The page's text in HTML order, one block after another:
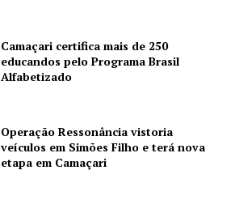
Camaçari certifica mais de 250
educandos pelo Programa Brasil
Alfabetizado
Operação Ressonância vistoria
veículos em Simões Filho e terá nova
etapa em Camaçari